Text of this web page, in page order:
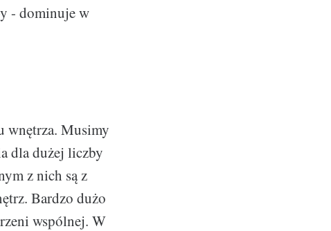
- dominuje w
wnętrza. Musimy
dla dużej liczby
z nich są z
Bardzo dużo
wspólnej. W